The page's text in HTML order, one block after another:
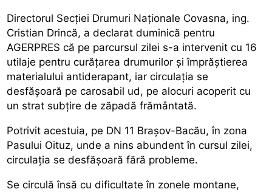
Directorul Secției Drumuri Naționale Covasna, ing.
Cristian Drincă, a declarat duminică pentru
AGERPRES că pe parcursul zilei s-a intervenit cu 16
utilaje pentru curățarea drumurilor și împrăștierea
materialului antiderapant, iar circulația se
desfășoară pe carosabil ud, pe alocuri acoperit cu
un strat subțire de zăpadă frământată.
Potrivit acestuia, pe DN 11 Brașov-Bacău, în zona
Pasului Oituz, unde a nins abundent în cursul zilei,
circulația se desfășoară fără probleme.
Se circulă însă cu dificultate în zonele montane,